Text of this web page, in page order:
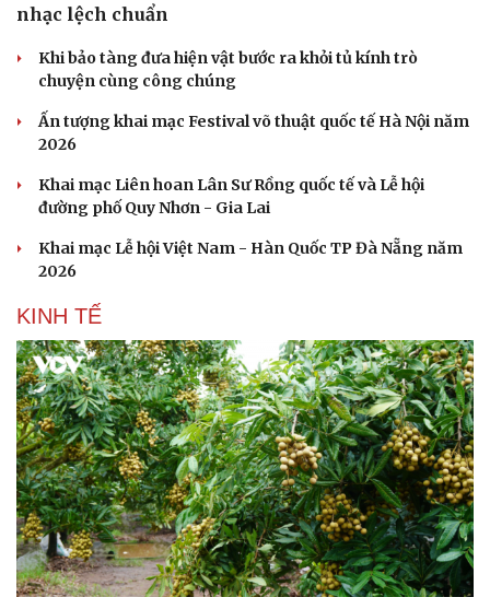
nhạc lệch chuẩn
Khi bảo tàng đưa hiện vật bước ra khỏi tủ kính trò
chuyện cùng công chúng
Ấn tượng khai mạc Festival võ thuật quốc tế Hà Nội năm
2026
Khai mạc Liên hoan Lân Sư Rồng quốc tế và Lễ hội
đường phố Quy Nhơn - Gia Lai
Khai mạc Lễ hội Việt Nam - Hàn Quốc TP Đà Nẵng năm
2026
KINH TẾ